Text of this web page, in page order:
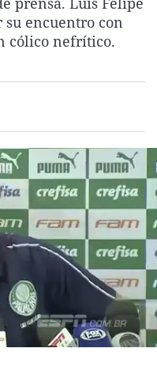
La rosa de los vientos
Gente viajera
Caso
Retornados
Extremadura
Galicia
Virales
Televisión
su encuentro con
cólico nefrítico.